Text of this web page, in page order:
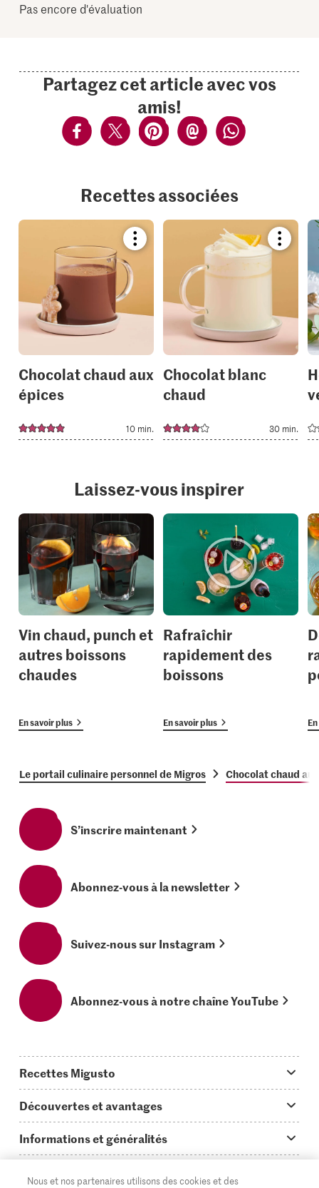
Pas encore d'évaluation
Partagez cet article avec vos
amis!
Recettes associées
Bookmark
recipe
collections.
Chocolat chaud aux
épices
10 min.
recipe
Chocolat blanc
chaud
30 min.
Laissez-vous inspirer
Vin chaud, punch et
autres boissons
chaudes
En savoir plus
Rafraîchir
rapidement des
boissons
En savoir plus
Le portail culinaire personnel de Migros Chocolat chaud
S’inscrire maintenant
Abonnez-vous à la newsletter
Suivez-nous sur Instagram
Abonnez-vous à notre chaîne YouTube
Recettes Migusto
Idées de menus
Plats principaux
Découvertes et avantages
On en parle...
Informations et généralités
Questions concernant Migusto
Nous et nos partenaires utilisons des cookies et des